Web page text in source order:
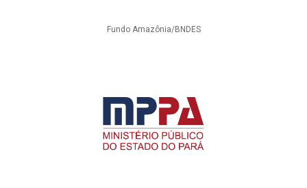
Fundo Amazônia/BNDES